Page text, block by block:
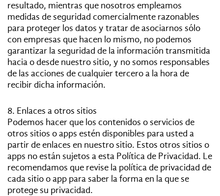
resultado, mientras que nosotros empleamos
medidas de seguridad comercialmente razonables
para proteger los datos y tratar de asociarnos sólo
con empresas que hacen lo mismo, no podemos
garantizar la seguridad de la información transmitida
hacia o desde nuestro sitio, y no somos responsables
de las acciones de cualquier tercero a la hora de
recibir dicha información.
8. Enlaces a otros sitios
Podemos hacer que los contenidos o servicios de
otros sitios o apps estén disponibles para usted a
partir de enlaces en nuestro sitio. Estos otros sitios o
apps no están sujetos a esta Política de Privacidad. Le
recomendamos que revise la política de privacidad de
cada sitio o app para saber la forma en la que se
protege su privacidad.